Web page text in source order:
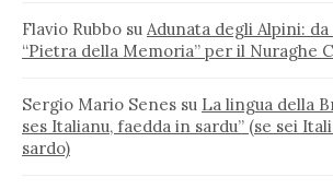
Flavio Rubbo su Adunata degli Alpini: da
“Pietra della Memoria” per il Nuraghe
Sergio Mario Senes su La lingua della
ses Italianu, faedda in sardu” (se sei
sardo)